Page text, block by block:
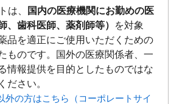
は、
国内の医療機関にお勤めの医
、歯科医師、薬剤師等）
を対象
品を適正にご使用いただくための
ものです。国外の医療関係者、一
情報提供を目的としたものではな
ださい。
外の方はこちら（コーポレートサイ